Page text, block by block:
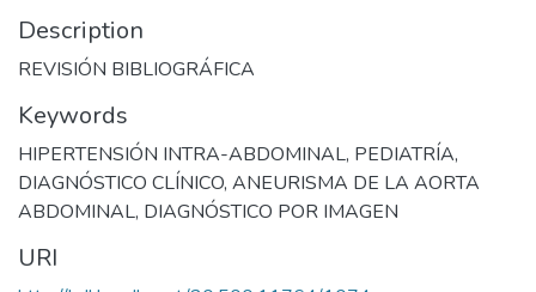
Description
REVISIÓN BIBLIOGRÁFICA
Keywords
HIPERTENSIÓN INTRA-ABDOMINAL, PEDIATRÍA,
DIAGNÓSTICO CLÍNICO, ANEURISMA DE LA AORTA
ABDOMINAL, DIAGNÓSTICO POR IMAGEN
URI